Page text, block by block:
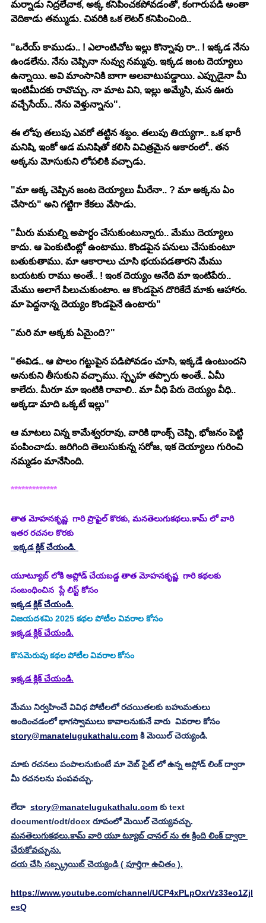
మర్నాడు నిద్రలేచాక, అక్క కనిపించకపోవడంతో, కంగారుపడి అంతా
వెదికాడు తమ్ముడు. చివరికి ఒక లెటర్ కనిపించింది..
"ఒరేయ్ కాముడు.. ! ఎలాంటిచోట ఇల్లు కొన్నావు రా.. ! ఇక్కడ నేను
ఉండలేను. నేను చెప్పినా నువ్వు నమ్మవు. ఇక్కడ జంట దెయ్యాలు
ఉన్నాయి. అవి మాంసానికి బాగా అలవాటుపడ్డాయి. ఎప్పుడైనా మీ
ఇంటిమీదకు రావొచ్చు. నా మాట విని, ఇల్లు అమ్మేసి, మన ఊరు
వచ్చేసేయ్.. నేను వెళ్తున్నాను".
ఈ లోపు తలుపు ఎవరో తట్టిన శబ్దం. తలుపు తియ్యగా.. ఒక భారీ
మనిషి, ఇంకో ఆడ మనిషితో కలిసి విచిత్రమైన ఆకారంలో.. తన
అక్కను మోసుకుని లోపలికి వచ్చాడు.
"మా అక్క చెప్పిన జంట దెయ్యాలు మీరేనా.. ? మా అక్కను ఏం
చేసారు" అని గట్టిగా కేకలు వేసాడు.
"మీరు మమల్ని అపార్ధం చేసుకుంటున్నారు.. మేము దెయ్యాలు
కాదు. ఆ పెంకుటింట్లో ఉంటాము. కొండపైన పనులు చేసుకుంటూ
బతుకుతాము. మా ఆకారాలు చూసి భయపడతారని మేము
బయటకు రాము అంతే.. ! ఇంక దెయ్యం అనేది మా ఇంటిపేరు..
మేము అలాగే పిలుచుకుంటాం. ఆ కొండపైన దొరికేదే మాకు ఆహారం.
మా పెద్దనాన్న దెయ్యం కొండపైనే ఉంటారు"
"మరి మా అక్కకు ఏమైంది?"
"ఈవిడ.. ఆ పొలం గట్టుపైన పడిపోవడం చూసి, ఇక్కడే ఉంటుందని
అనుకుని తీసుకుని వచ్చాము. స్పృహ తప్పారు అంతే.. ఏమీ
కాలేదు. మీరూ మా ఇంటికి రావాలి.. మా వీధి పేరు దెయ్యం వీధి..
అక్కడా మాది ఒక్కటే ఇల్లు"
ఆ మాటలు విన్న కామేశ్వరరావు, వారికి థాంక్స్ చెప్పి, భోజనం పెట్టి
పంపించాడు. జరిగింది తెలుసుకున్న సరోజ, ఇక దెయ్యాలు గురించి
నమ్మడం మానేసింది.
*************
తాత మోహనకృష్ణ  గారి ప్రొఫైల్ కొరకు, మనతెలుగుకథలు.కామ్ లో వారి
ఇతర రచనల కొరకు
ఇక్కడ క్లిక్ చేయండి.
యూట్యూబ్ లోకి అప్లోడ్ చేయబడ్డ తాత మోహనకృష్ణ  గారి కథలకు
సంబంధించిన  ప్లే లిస్ట్ కోసం
ఇక్కడ క్లిక్ చేయండి.
విజయదశమి 2025 కథల పోటీల వివరాల కోసం
ఇక్కడ క్లిక్ చేయండి.
కొసమెరుపు కథల పోటీల వివరాల కోసం
ఇక్కడ క్లిక్ చేయండి.
మేము నిర్వహించే వివిధ పోటీలలో రచయితలకు బహుమతులు
అందించడంలో భాగస్వాములు కావాలనుకునే వారు  వివరాల కోసం
story@manatelugukathalu.com కి మెయిల్ చెయ్యండి.
మాకు రచనలు పంపాలనుకుంటే మా వెబ్ సైట్ లో ఉన్న అప్లోడ్ లింక్ ద్వారా
మీ రచనలను పంపవచ్చు.
లేదా story@manatelugukathalu.com కు text
document/odt/docx రూపంలో మెయిల్ చెయ్యవచ్చు.
మనతెలుగుకథలు.కామ్ వారి యూ ట్యూబ్ ఛానల్ ను ఈ క్రింది లింక్ ద్వారా
చేరుకోవచ్చును.
దయ చేసి సబ్స్క్రయిబ్ చెయ్యండి ( పూర్తిగా ఉచితం ).
https://www.youtube.com/channel/UCP4xPLpOxrVz33eo1Zjl
esQ